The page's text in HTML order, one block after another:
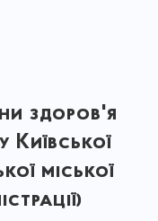
здоров'я
Київської
міської